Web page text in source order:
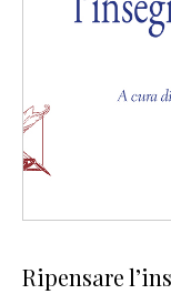
Ripensare